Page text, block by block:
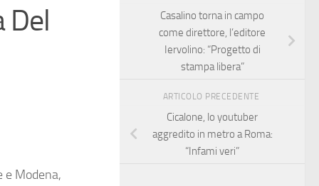
Del
e Modena,
Casalino torna in campo
come direttore, l’editore
Iervolino: “Progetto di
stampa libera”
ARTICOLO PRECEDENTE
Cicalone, lo youtuber
aggredito in metro a Roma:
“Infami veri”